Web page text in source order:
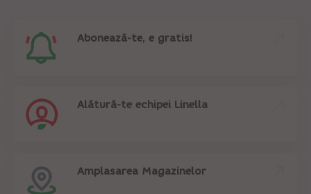
Abonează-te, e gratis!
Alătură-te echipei Linella
Amplasarea Magazinelor